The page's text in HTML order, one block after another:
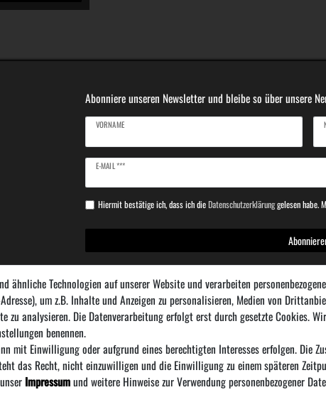
Abonniere unseren Newsletter und bleibe so über unsere
VORNAME
E-MAIL ***
Newsletter
Hiermit bestätige ich, dass ich dieDaten­schutz­erklärunggelesen habe.
Über uns · Zahlung und Versand · Widerrufs­recht · Vertrag
ähnliche Technologien auf unserer Website und verarbeiten
um z.B. Inhalte und Anzeigen zu personalisieren, Medien von
zu analysieren. Die Datenverarbeitung erfolgt erst durch gesetzte Cookies.
benennen.
mit Einwilligung oder aufgrund eines berechtigten Interesses erfolgen. Die
das Recht, nicht einzuwilligen und die Einwilligung zu einem späteren
Impressumund weitere Hinweise zur Verwendung personenbezogener